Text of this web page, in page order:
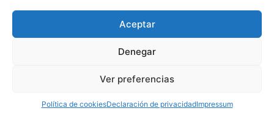
Aceptar
Denegar
Ver preferencias
Política de cookiesDeclaración de privacidadImpressum
910 607 564
derechos reservados